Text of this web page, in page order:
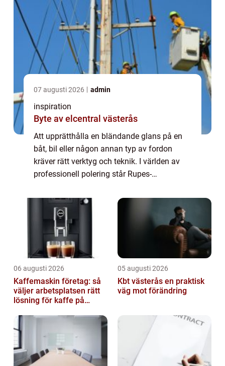
07 augusti 2026 admin
inspiration
Byte av elcentral västerås
Att upprätthålla en bländande glans på en
båt, bil eller någon annan typ av fordon
kräver rätt verktyg och teknik. I världen av
professionell polering står Rupes-
06 augusti 2026
Kaffemaskin företag: så
väljer arbetsplatsen rätt
lösning för kaffe på
05 augusti 2026
Kbt västerås en praktisk
väg mot förändring